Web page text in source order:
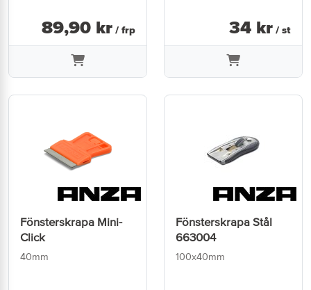
89,90 kr / frp 34 kr / st
Fönsterskrapa Mini-
Click
40mm
Fönsterskrapa Stål
663004
100x40mm